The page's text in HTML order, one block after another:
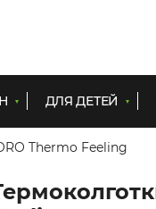
ДЛЯ ДЕТЕЙ
Thermo Feeling